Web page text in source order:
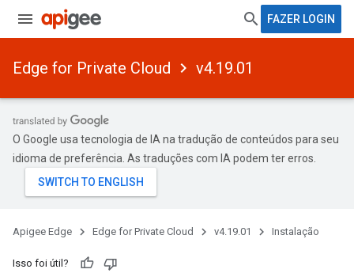
FAZER LOGIN
Edge for Private Cloud v4.19.01
O Google usa tecnologia de IA na tradução de conteúdos para seu
idioma de preferência. As traduções com IA podem ter erros.
Apigee Edge Edge for Private Cloud v4.19.01 Instalação
Isso foi útil?